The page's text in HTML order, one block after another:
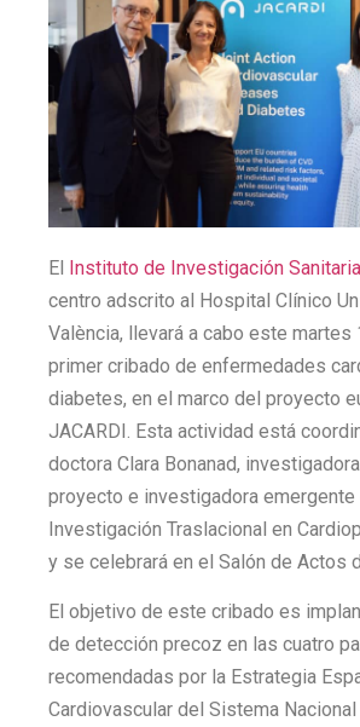
El Instituto de Investigación
centro adscrito al Hospital Clínico
València, llevará a cabo este martes
primer cribado de enfermedades
diabetes, en el marco del proyecto
JACARDI. Esta actividad está
doctora Clara Bonanad,
proyecto e investigadora emergente
Investigación Traslacional en
y se celebrará en el Salón de Actos
El objetivo de este cribado es
de detección precoz en las cuatro
recomendadas por la Estrategia
Cardiovascular del Sistema Nacional